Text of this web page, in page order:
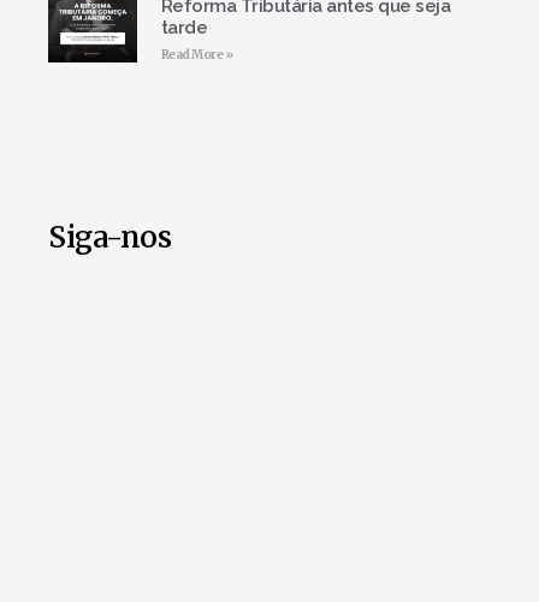
Reforma Tributária antes que seja
tarde
Read More »
Siga-nos